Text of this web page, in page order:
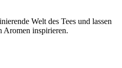
Welt des Tees und lassen
Aromen inspirieren.